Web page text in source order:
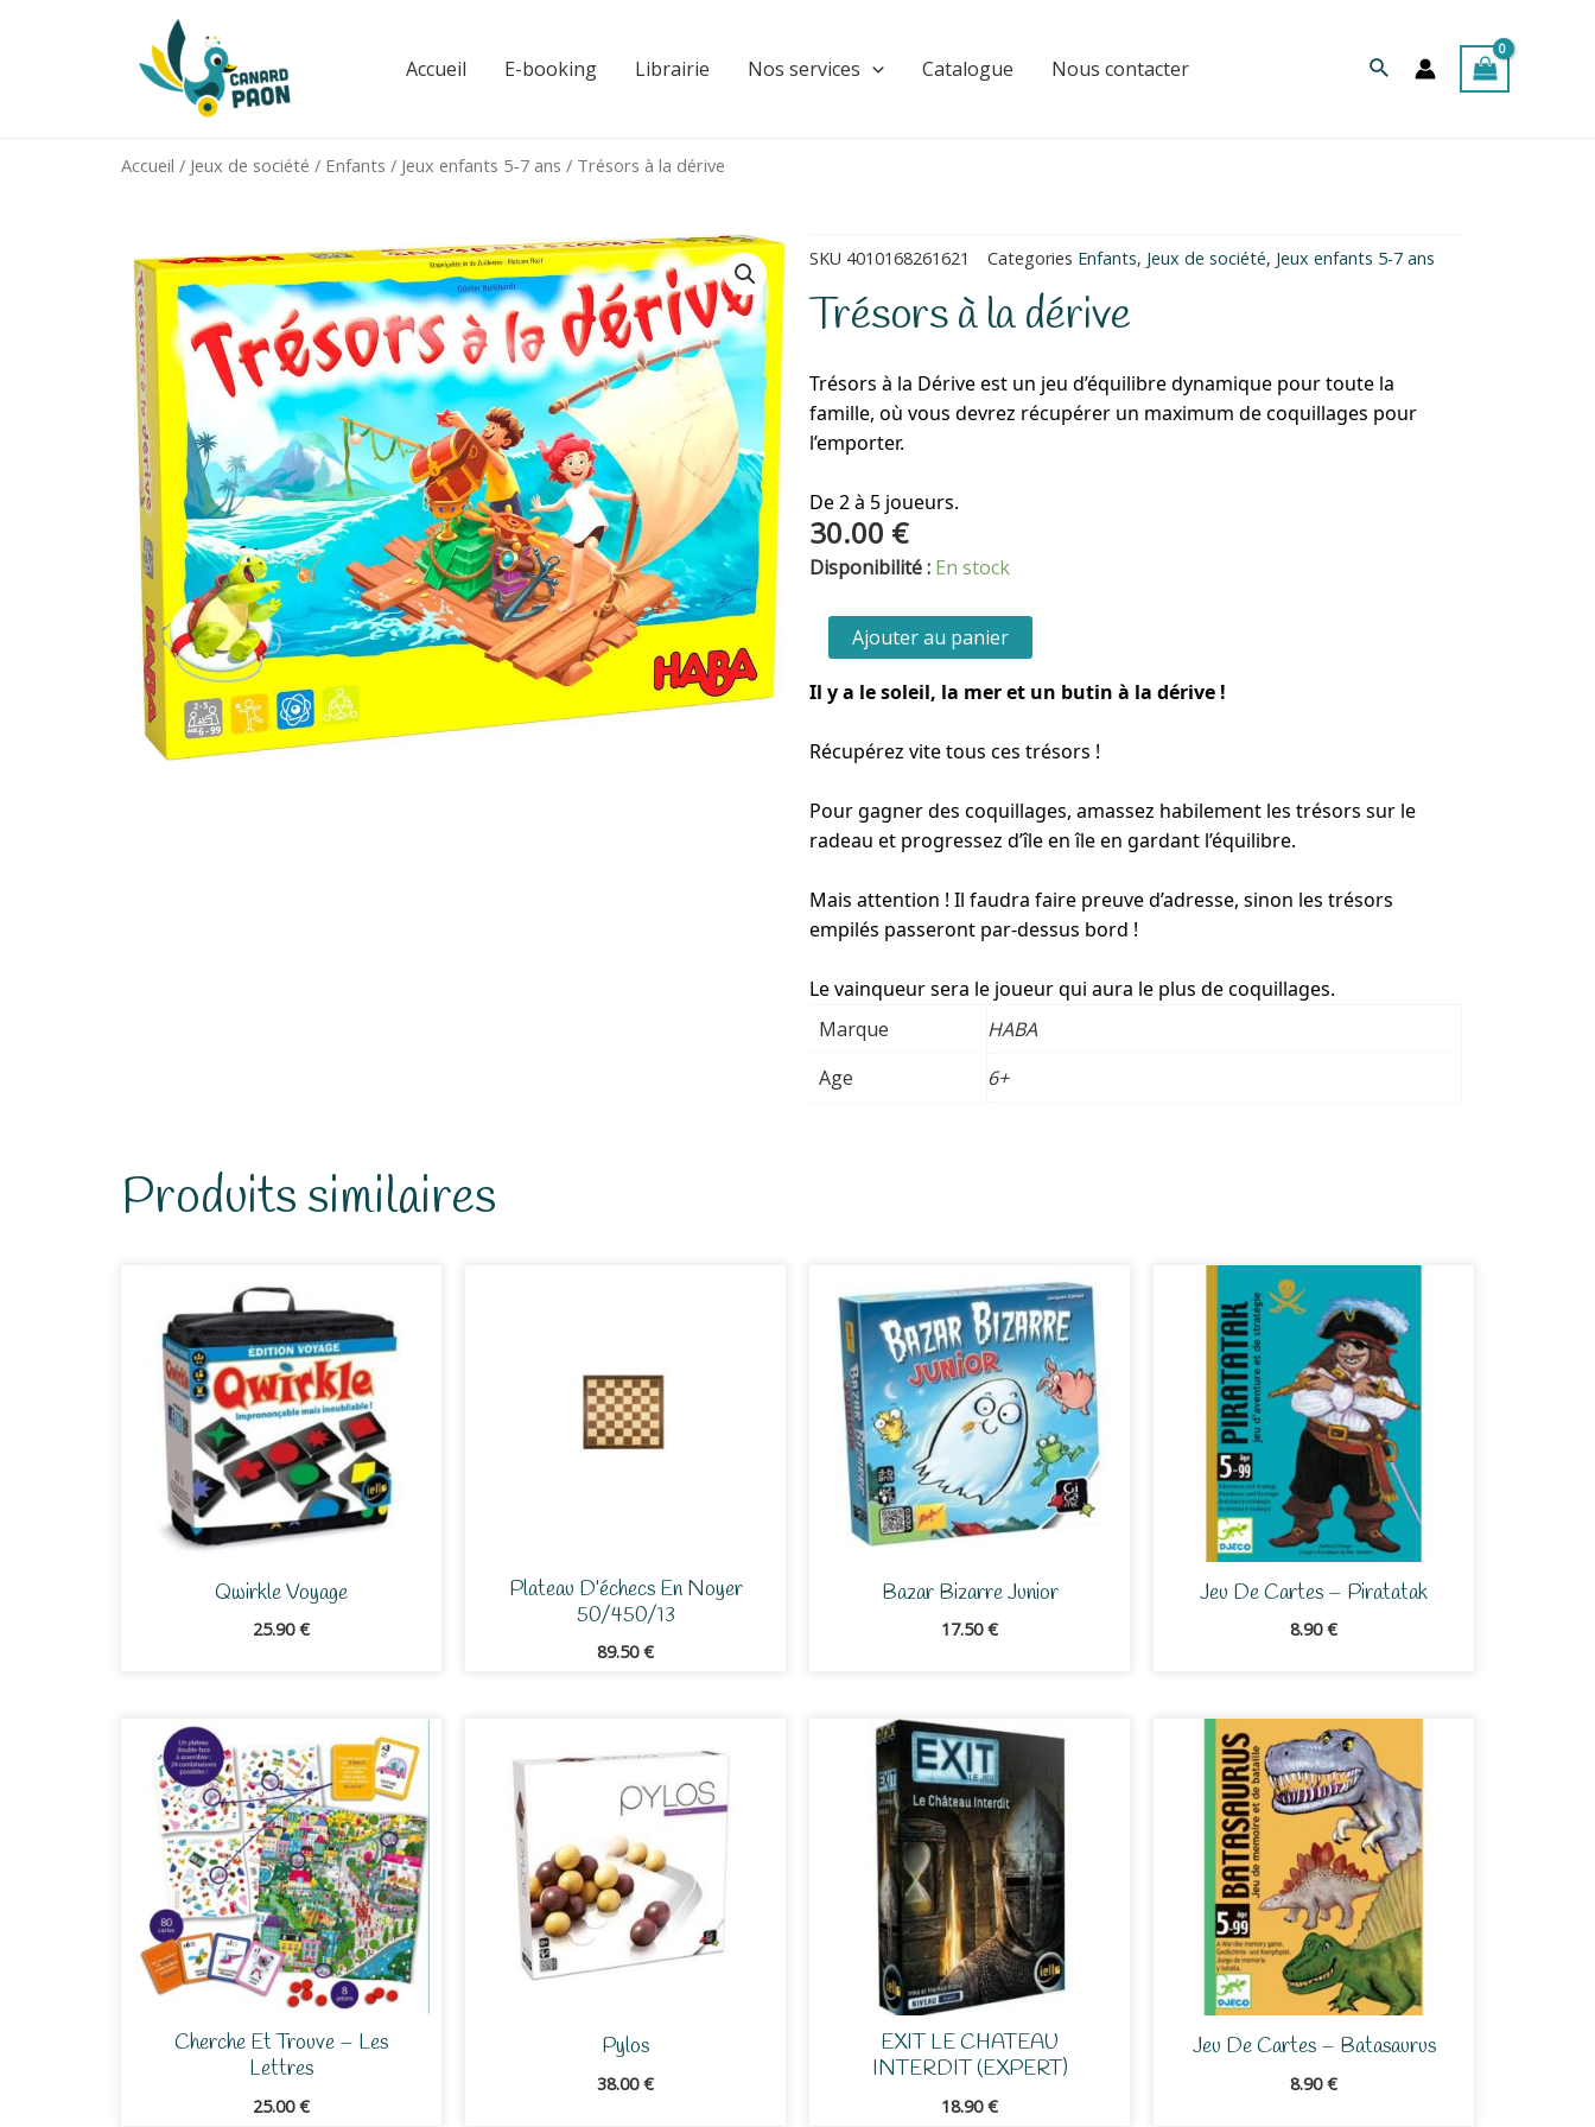
Accueil E-booking Librairie Nos services Catalogue Nous contacter Rechercher
Accueil / Jeux de société / Enfants / Jeux enfants 5-7 ans / Trésors à la dérive
SKU 4010168261621 Categories Enfants, Jeux de société, Jeux enfants 5-7 ans
Trésors à la dérive
Trésors à la Dérive est un jeu d’équilibre dynamique pour toute la
famille, où vous devrez récupérer un maximum de coquillages pour
l’emporter.
De 2 à 5 joueurs.
30.00 €
Disponibilité : En stock
quantité
Trésors
la
Ajouter au panier
Il y a le soleil, la mer et un butin à la dérive !
Récupérez vite tous ces trésors !
Pour gagner des coquillages, amassez habilement les trésors sur le
radeau et progressez d’île en île en gardant l’équilibre.
Mais attention ! Il faudra faire preuve d’adresse, sinon les trésors
empilés passeront par-dessus bord !
Le vainqueur sera le joueur qui aura le plus de coquillages.
Marque
HABA
Age
6+
Produits similaires
Qwirkle Voyage
25.90€
Plateau D’échecs En Noyer
50/450/13
89.50€
Bazar Bizarre Junior
17.50€
Jeu De Cartes – Piratatak
8.90€
Cherche Et Trouve – Les
Lettres
25.00€
Pylos
38.00€
EXIT LE CHATEAU
INTERDIT (EXPERT)
18.90€
Jeu De Cartes – Batasaurus
8.90€